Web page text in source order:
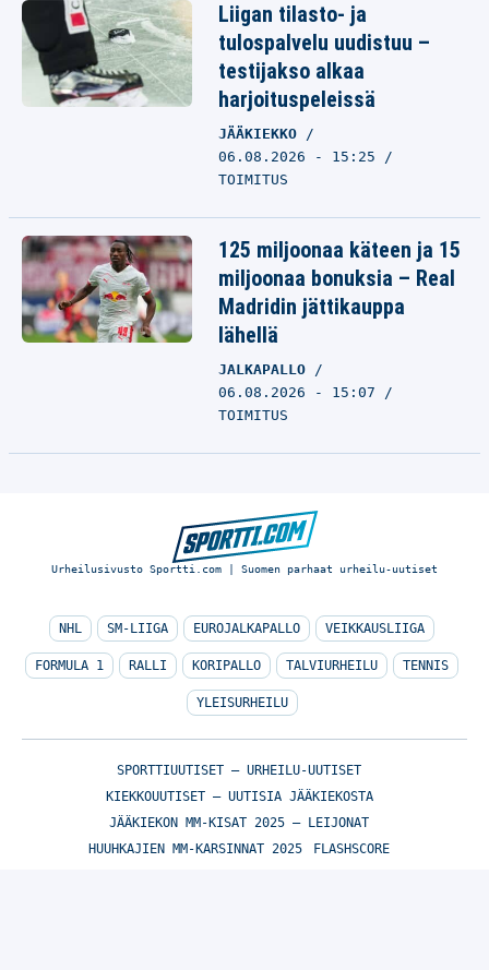
Liigan tilasto- ja
tulospalvelu uudistuu –
testijakso alkaa
harjoituspeleissä
JÄÄKIEKKO
06.08.2026 - 15:25
TOIMITUS
125 miljoonaa käteen ja 15
miljoonaa bonuksia – Real
Madridin jättikauppa
lähellä
JALKAPALLO
06.08.2026 - 15:07
TOIMITUS
Urheilusivusto Sportti.com | Suomen parhaat urheilu-uutiset
NHL SM-LIIGA EUROJALKAPALLO VEIKKAUSLIIGA
FORMULA 1 RALLI KORIPALLO TALVIURHEILU TENNIS
YLEISURHEILU
SPORTTIUUTISET – URHEILU-UUTISET
KIEKKOUUTISET – UUTISIA JÄÄKIEKOSTA
JÄÄKIEKON MM-KISAT 2025 – LEIJONAT
HUUHKAJIEN MM-KARSINNAT 2025
FLASHSCORE